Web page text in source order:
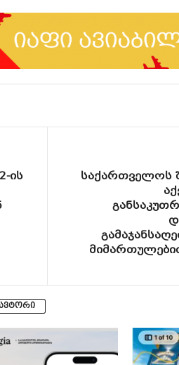
ის
საქართველოს